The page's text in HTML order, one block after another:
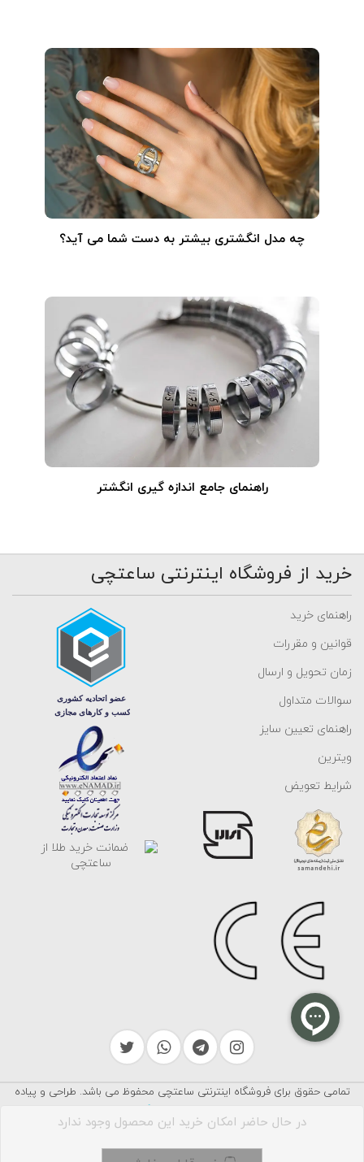
در حال حاضر امکان خرید این محصول وجود ندارد
چه مدل انگشتری بیشتر به دست شما می آید؟
راهنمای جامع اندازه گیری انگشتر
خرید از فروشگاه اینترنتی ساعتچی
راهنمای خرید
قوانین و مقررات
زمان تحویل و ارسال
سوالات متداول
راهنمای تعیین سایز
ویترین
شرایط تعویض
تمامی حقوق برای فروشگاه اینترنتی ساعتچی محفوظ می باشد. طراحی و پیاده
سرایکو